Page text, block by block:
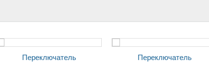
Переключатель
Переключатель